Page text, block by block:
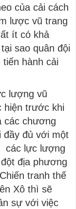
của cải cách
lược vũ trang
ít có khả
sao quân đội
hành cải
lượng vũ
hiện trước khi
các chương
đầy đủ với một
các lực lượng
địa phương
tranh thế
Xô thì sẽ
sự với việc